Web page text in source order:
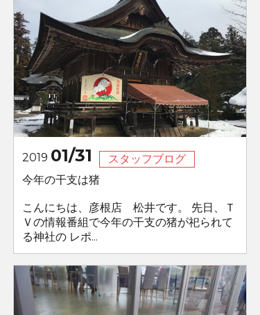
2019 01/31
スタッフブログ
今年の干支は猪
こんにちは、彦根店 松井です。 先日、Ｔ
Ｖの情報番組で今年の干支の猪が祀られて
る神社の レポ...